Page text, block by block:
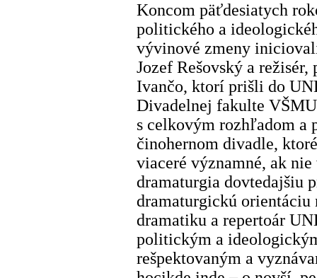
Koncom päťdesiatych
politického a
vývinové zmeny
Jozef Rešovský a
Ivančo, ktorí prišli do
Divadelnej fakulte
s celkovým rozhľadom a
činohernom divadle,
viaceré významné, ak
dramaturgia dovtedajšiu
dramaturgickú orientáciu
dramatiku a repertoár
politickým a
rešpektovaným a